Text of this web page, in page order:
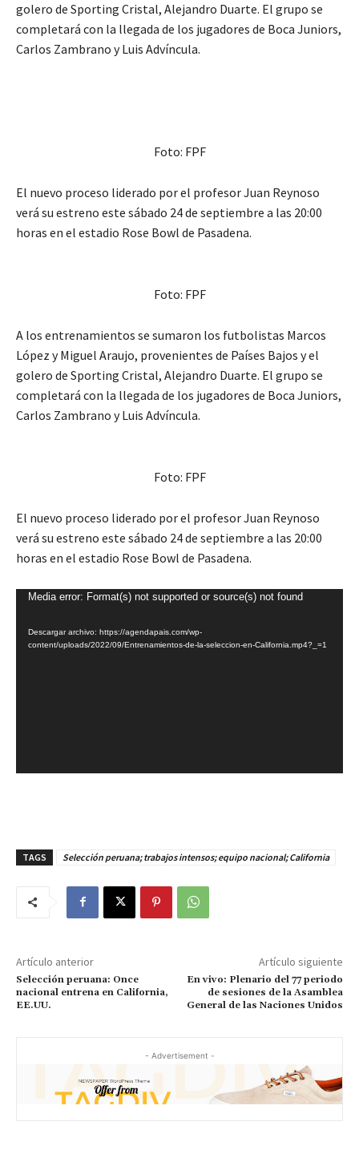
golero de Sporting Cristal, Alejandro Duarte. El grupo se
completará con la llegada de los jugadores de Boca Juniors,
Carlos Zambrano y Luis Advíncula.
Foto: FPF
El nuevo proceso liderado por el profesor Juan Reynoso
verá su estreno este sábado 24 de septiembre a las 20:00
horas en el estadio Rose Bowl de Pasadena.
Foto: FPF
A los entrenamientos se sumaron los futbolistas Marcos
López y Miguel Araujo, provenientes de Países Bajos y el
golero de Sporting Cristal, Alejandro Duarte. El grupo se
completará con la llegada de los jugadores de Boca Juniors,
Carlos Zambrano y Luis Advíncula.
Foto: FPF
El nuevo proceso liderado por el profesor Juan Reynoso
verá su estreno este sábado 24 de septiembre a las 20:00
horas en el estadio Rose Bowl de Pasadena.
o
Media error: Format(s) not supported or source(s) not found
Descargar archivo: https://agendapais.com/wp-
content/uploads/2022/09/Entrenamientos-de-la-seleccion-en-California.mp4?_=1
TAGS Selección peruana; trabajos intensos; equipo nacional; California
Artículo anterior
Selección peruana: Once
nacional entrena en California,
EE.UU.
Artículo siguiente
En vivo: Plenario del 77 periodo
de sesiones de la Asamblea
General de las Naciones Unidos
- Advertisement -